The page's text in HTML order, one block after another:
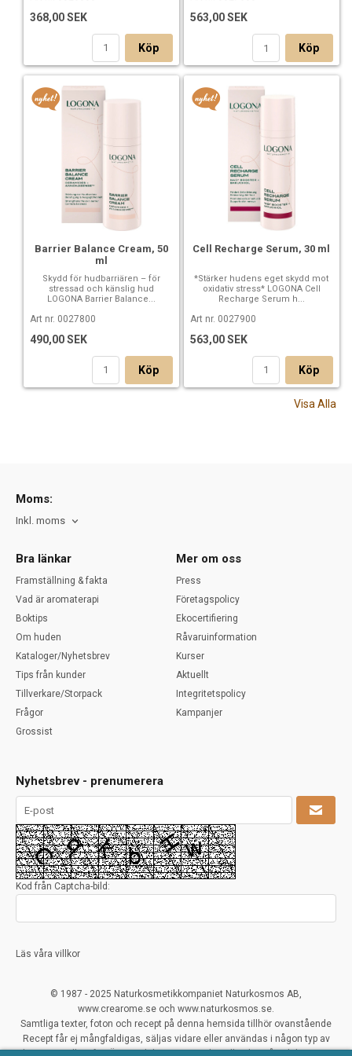
*from controlled organic cultivation
** from natural essential oils
368,00 SEK
Köp
563,00 SEK
Köp
Barrier Balance Cream, 50
ml
Skydd för hudbarriären – för
stressad och känslig hud
LOGONA Barrier Balance...
Art nr. 0027800
490,00 SEK
Köp
Cell Recharge Serum, 30 ml
*Stärker hudens eget skydd mot
oxidativ stress* LOGONA Cell
Recharge Serum h...
Art nr. 0027900
563,00 SEK
Köp
Visa Alla
Moms:
Inkl. moms
Bra länkar
Framställning & fakta
Vad är aromaterapi
Boktips
Om huden
Kataloger/Nyhetsbrev
Tips från kunder
Tillverkare/Storpack
Frågor
Grossist
Mer om oss
Press
Företagspolicy
Ekocertifiering
Råvaruinformation
Kurser
Aktuellt
Integritetspolicy
Kampanjer
Nyhetsbrev - prenumerera
Kod från Captcha-bild:
Läs våra villkor
© 1987 - 2025 Naturkosmetikkompaniet Naturkosmos AB,
www.crearome.se och www.naturkosmos.se.
Samtliga texter, foton och recept på denna hemsida tillhör ovanstående
Recept får ej mångfaldigas, säljas vidare eller användas i någon typ av